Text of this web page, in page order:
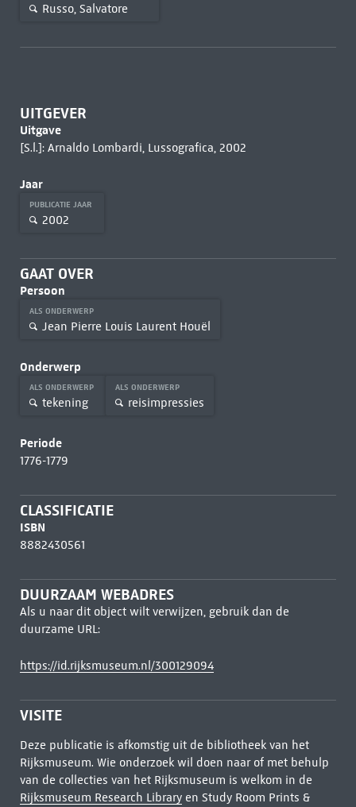
Russo, Salvatore
UITGEVER
Uitgave
[S.l.]: Arnaldo Lombardi, Lussografica, 2002
Jaar
PUBLICATIE JAAR
2002
GAAT OVER
Persoon
ALS ONDERWERP
Jean Pierre Louis Laurent Houël
Onderwerp
ALS ONDERWERP
tekening
ALS ONDERWERP
reisimpressies
Periode
1776-1779
CLASSIFICATIE
ISBN
8882430561
DUURZAAM WEBADRES
Als u naar dit object wilt verwijzen, gebruik dan de
duurzame URL:
https://id.rijksmuseum.nl/300129094
VISITE
Deze publicatie is afkomstig uit de bibliotheek van het
Rijksmuseum. Wie onderzoek wil doen naar of met behulp
van de collecties van het Rijksmuseum is welkom in de
Rijksmuseum Research Libraryen Study Room Prints &